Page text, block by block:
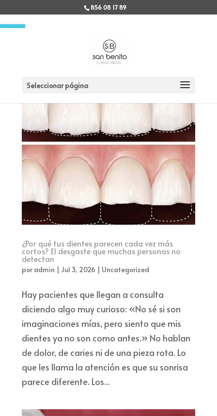
856 08 17 89
Seleccionar página
¿Por qué tus dientes parecen cada vez más
cortos? El desgaste que muchas personas no
detectan
por admin Jul 3, 2026 Uncategorized
Hay pacientes que llegan a consulta
diciendo algo muy curioso: «No sé si son
imaginaciones mías, pero siento que mis
dientes ya no son como antes.» No hablan
de dolor, de caries ni de una pieza rota. Lo
que les llama la atención es que su sonrisa
parece diferente. Los...
Abrir barra de herramientas